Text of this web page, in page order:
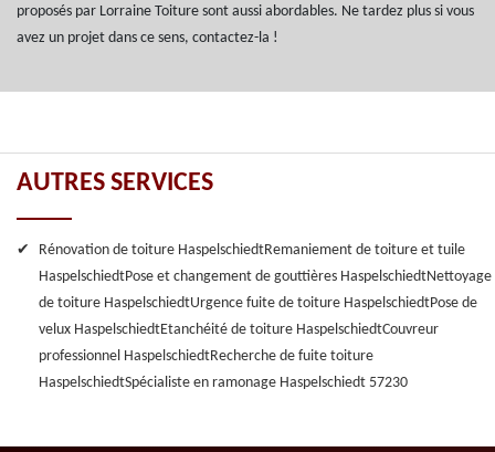
proposés par Lorraine Toiture sont aussi abordables. Ne tardez plus si vous
avez un projet dans ce sens, contactez-la !
AUTRES SERVICES
Rénovation de toiture HaspelschiedtRemaniement de toiture et tuile
HaspelschiedtPose et changement de gouttières HaspelschiedtNettoyage
de toiture HaspelschiedtUrgence fuite de toiture HaspelschiedtPose de
velux HaspelschiedtEtanchéité de toiture HaspelschiedtCouvreur
professionnel HaspelschiedtRecherche de fuite toiture
HaspelschiedtSpécialiste en ramonage Haspelschiedt 57230